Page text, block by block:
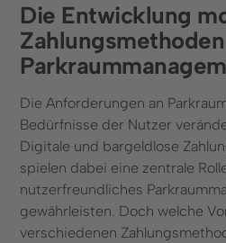
Die Entwicklung
Die Anforderungen an
Bedürfnisse der Nutzer
Digitale und bargeldlose
spielen dabei eine zentrale
nutzerfreundliches
gewährleisten. Doch welche
verschiedenen
LinkedIn
Instagram
Kontakt
Kontaktformular
+49 (0) 89 6931 464 91
Ressourcen